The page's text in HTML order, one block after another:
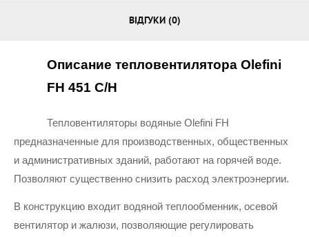
ВІДГУКИ (0)
Описание тепловентилятора Olefini
FH 451 C/H
Тепловентиляторы водяные Olefini FH
предназначенные для производственных, общественных
и административных зданий, работают на горячей воде.
Позволяют существенно снизить расход электроэнергии.
В конструкцию входит водяной теплообменник, осевой
вентилятор и жалюзи, позволяющие регулировать